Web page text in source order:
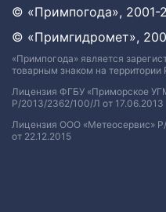
© «Примпогода», 2001-
© «Примгидромет»,
«Примпогода» является
товарным знаком на территории
Лицензия ФГБУ «Приморское
Р/2013/2362/100/Л от 17.06.2013
Лицензия ООО «Метеосервис»
от 22.12.2015